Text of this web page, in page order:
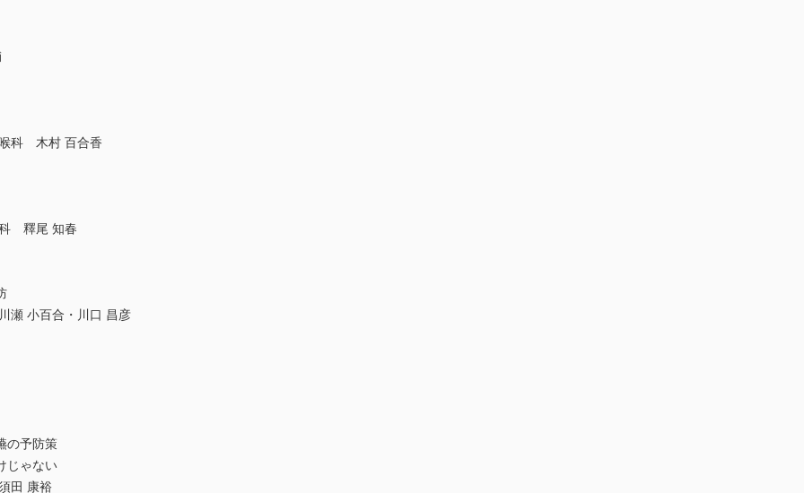
科 木村 百合香
科 釋尾 知春
瀬 小百合・川口 昌彦
の予防策
じゃない
田 康裕